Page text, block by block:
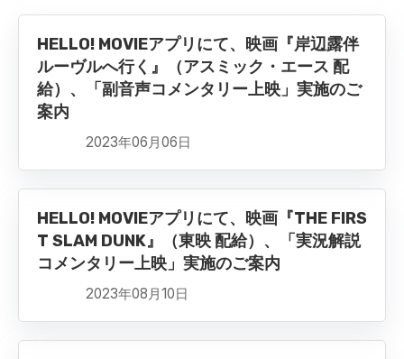
HELLO! MOVIEアプリにて、映画『岸辺露伴
ルーヴルへ行く』（アスミック・エース 配
給）、「副音声コメンタリー上映」実施のご
案内
2023年06月06日
HELLO! MOVIEアプリにて、映画『THE FIRS
T SLAM DUNK』（東映 配給）、「実況解説
コメンタリー上映」実施のご案内
2023年08月10日